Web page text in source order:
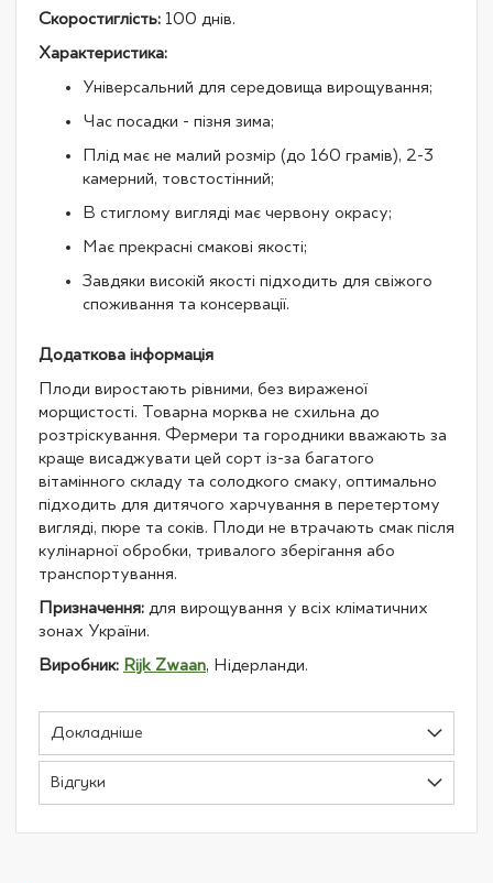
Скоростиглість: 100 днів.
Характеристика:
Універсальний для середовища вирощування;
Час посадки - пізня зима;
Плід має не малий розмір (до 160 грамів), 2-3
камерний, товстостінний;
В стиглому вигляді має червону окрасу;
Має прекрасні смакові якості;
Завдяки високій якості підходить для свіжого
споживання та консервації.
Додаткова інформація
Плоди виростають рівними, без вираженої
морщистості. Товарна морква не схильна до
розтріскування. Фермери та городники вважають за
краще висаджувати цей сорт із-за багатого
вітамінного складу та солодкого смаку, оптимально
підходить для дитячого харчування в перетертому
вигляді, пюре та соків. Плоди не втрачають смак після
кулінарної обробки, тривалого зберігання або
транспортування.
Призначення: для вирощування у всіх кліматичних
зонах України.
Виробник: Rijk Zwaan, Нідерланди.
Докладніше
Відгуки